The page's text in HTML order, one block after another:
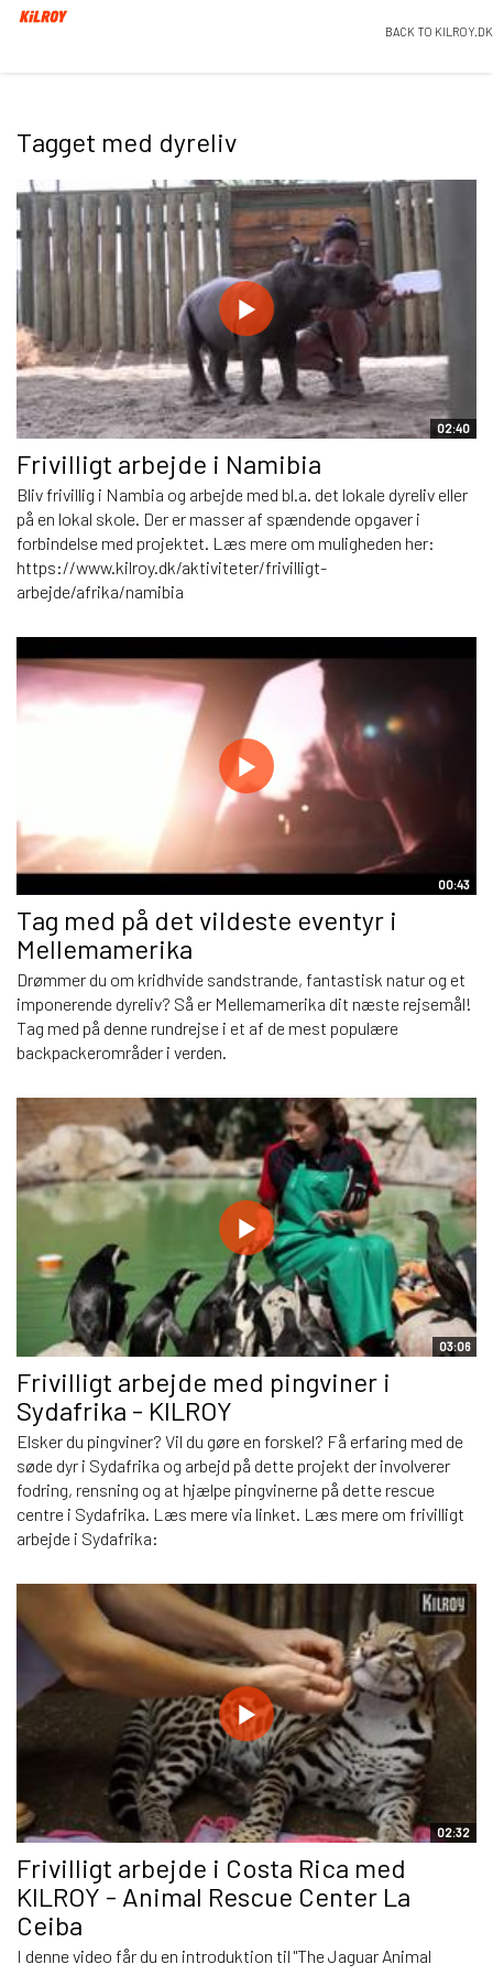
BACK TO KILROY.DK
Tagget med dyreliv
02:40
Frivilligt arbejde i Namibia
Bliv frivillig i Nambia og arbejde med bl.a. det lokale dyreliv eller
på en lokal skole. Der er masser af spændende opgaver i
forbindelse med projektet. Læs mere om muligheden her:
https://www.kilroy.dk/aktiviteter/frivilligt-
arbejde/afrika/namibia
00:43
Tag med på det vildeste eventyr i
Mellemamerika
Drømmer du om kridhvide sandstrande, fantastisk natur og et
imponerende dyreliv? Så er Mellemamerika dit næste rejsemål!
Tag med på denne rundrejse i et af de mest populære
backpackerområder i verden.
03:06
Frivilligt arbejde med pingviner i
Sydafrika - KILROY
Elsker du pingviner? Vil du gøre en forskel? Få erfaring med de
søde dyr i Sydafrika og arbejd på dette projekt der involverer
fodring, rensning og at hjælpe pingvinerne på dette rescue
centre i Sydafrika. Læs mere via linket. Læs mere om frivilligt
arbejde i Sydafrika:
02:32
Frivilligt arbejde i Costa Rica med
KILROY - Animal Rescue Center La
Ceiba
I denne video får du en introduktion til "The Jaguar Animal